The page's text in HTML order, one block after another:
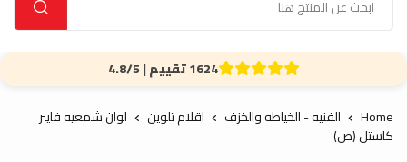
1624 تقييم | 4.8/5
Home الفنيه - الخياطه والخزف اقلام تلوين
لوان شمعيه فايبر
كاستل (ص)